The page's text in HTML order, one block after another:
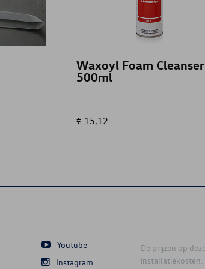
Waxoyl Foam Cleanser
500ml
€ 15,12
Youtube
Instagram
De prijzen op
installatiekosten.